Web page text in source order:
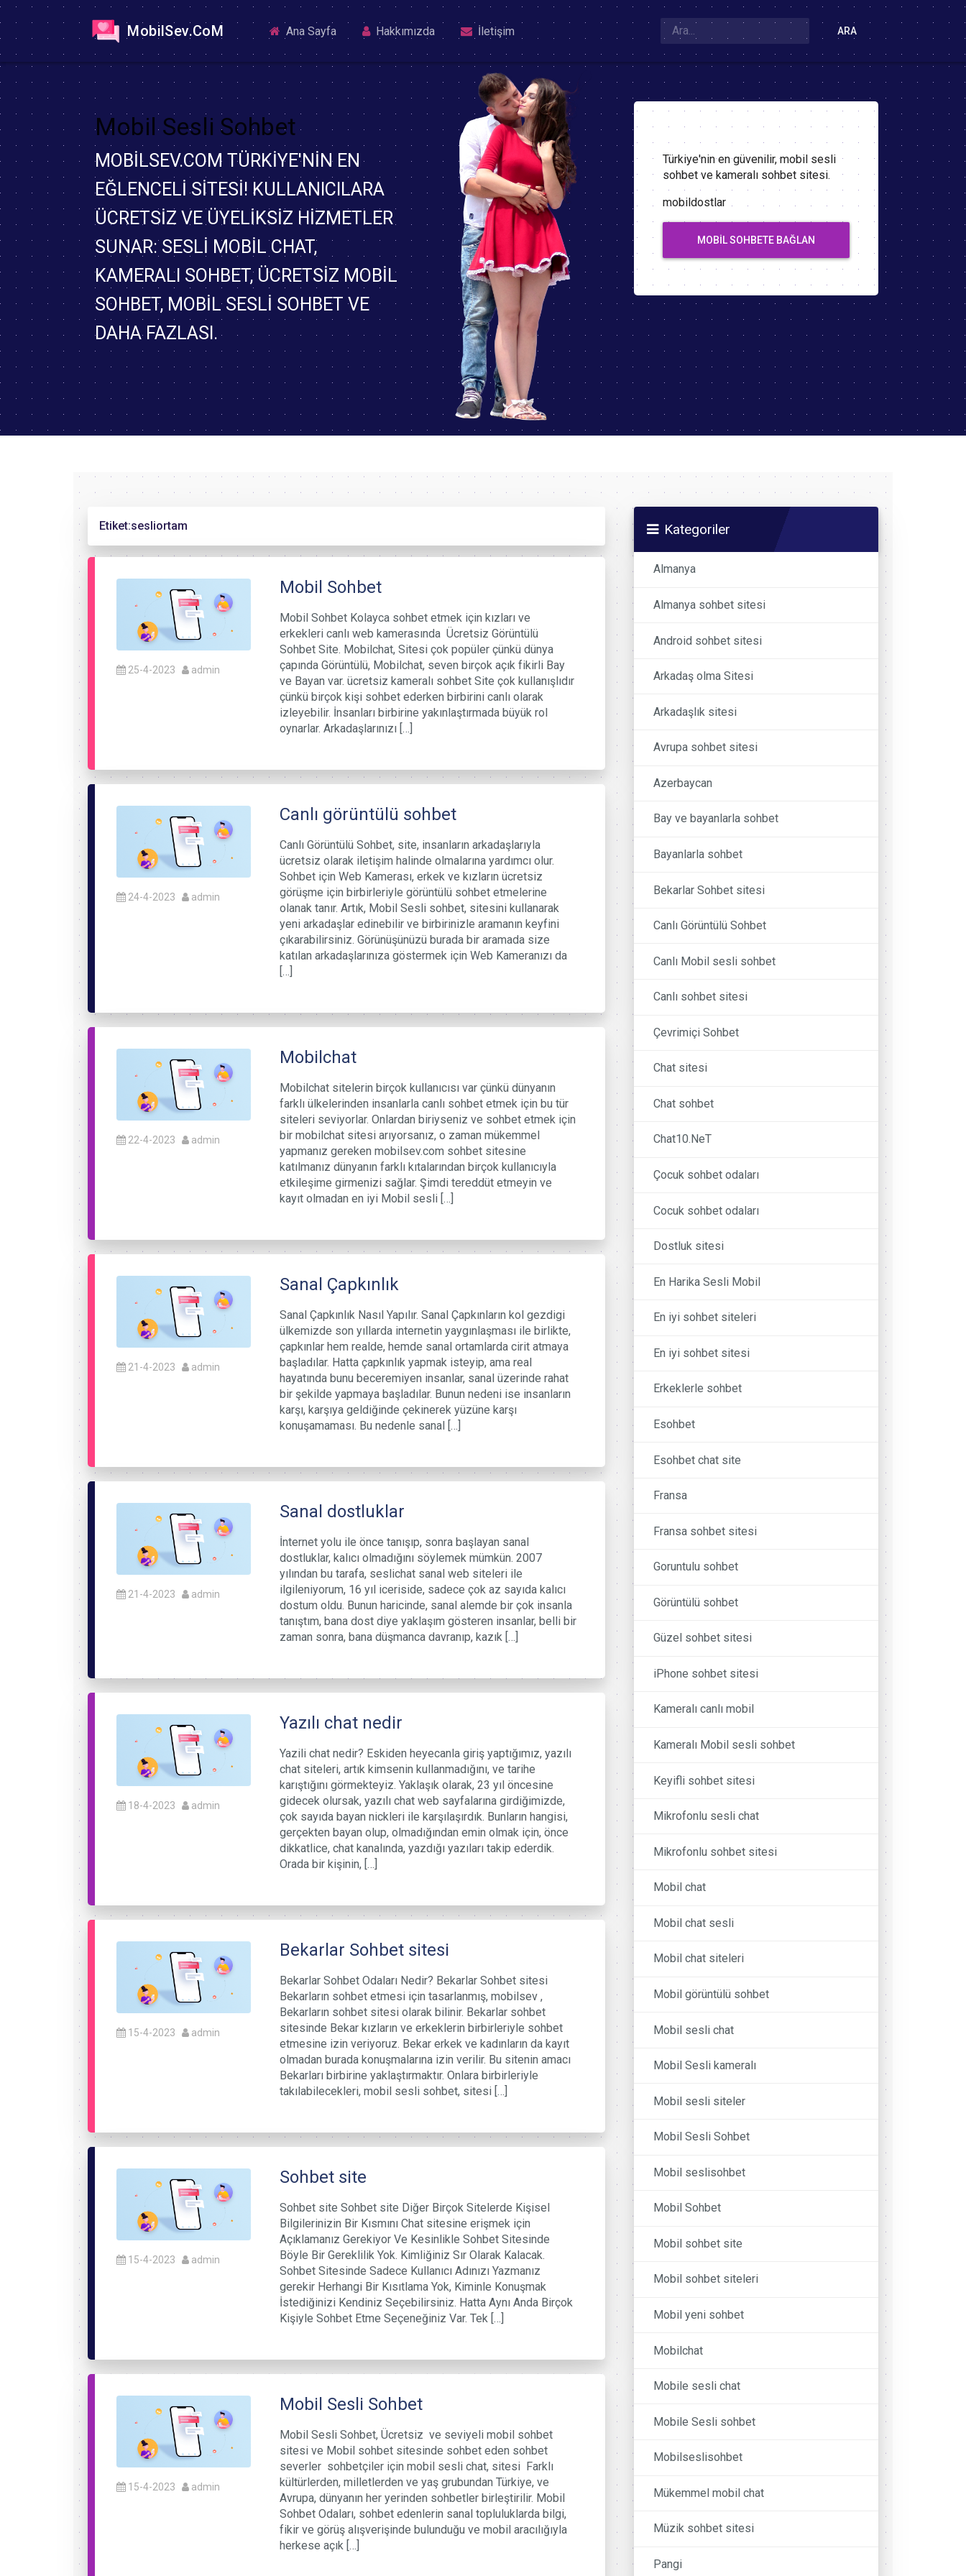
MobilSev.CoM Ana Sayfa Hakkımızda İletişim ARA
Mobil Sesli Sohbet
MOBILSEV.COM TÜRKIYE'NIN EN
EĞLENCELI SITESI! KULLANICILARA
ÜCRETSIZ VE ÜYELIKSIZ HIZMETLER
SUNAR: SESLI MOBIL CHAT,
KAMERALI SOHBET, ÜCRETSIZ MOBIL
SOHBET, MOBIL SESLI SOHBET VE
DAHA FAZLASI.
Türkiye'nin en güvenilir, mobil sesli
sohbet ve kameralı sohbet sitesi.
mobildostlar
MOBIL SOHBETE BAĞLAN
Etiket:sesliortam
25-4-2023 admin
Mobil Sohbet
Mobil Sohbet Kolayca sohbet etmek için kızları ve
erkekleri canlı web kamerasında Ücretsiz Görüntülü
Sohbet Site. Mobilchat, Sitesi çok popüler çünkü dünya
çapında Görüntülü, Mobilchat, seven birçok açık fikirli Bay
ve Bayan var. ücretsiz kameralı sohbet Site çok kullanışlıdır
çünkü birçok kişi sohbet ederken birbirini canlı olarak
izleyebilir. İnsanları birbirine yakınlaştırmada büyük rol
oynarlar. Arkadaşlarınızı […]
24-4-2023 admin
Canlı görüntülü sohbet
Canlı Görüntülü Sohbet, site, insanların arkadaşlarıyla
ücretsiz olarak iletişim halinde olmalarına yardımcı olur.
Sohbet için Web Kamerası, erkek ve kızların ücretsiz
görüşme için birbirleriyle görüntülü sohbet etmelerine
olanak tanır. Artık, Mobil Sesli sohbet, sitesini kullanarak
yeni arkadaşlar edinebilir ve birbirinizle aramanın keyfini
çıkarabilirsiniz. Görünüşünüzü burada bir aramada size
katılan arkadaşlarınıza göstermek için Web Kameranızı da
[…]
22-4-2023 admin
Mobilchat
Mobilchat sitelerin birçok kullanıcısı var çünkü dünyanın
farklı ülkelerinden insanlarla canlı sohbet etmek için bu tür
siteleri seviyorlar. Onlardan biriyseniz ve sohbet etmek için
bir mobilchat sitesi arıyorsanız, o zaman mükemmel
yapmanız gereken mobilsev.com sohbet sitesine
katılmanız dünyanın farklı kıtalarından birçok kullanıcıyla
etkileşime girmenizi sağlar. Şimdi tereddüt etmeyin ve
kayıt olmadan en iyi Mobil sesli […]
21-4-2023 admin
Sanal Çapkınlık
Sanal Çapkınlık Nasıl Yapılır. Sanal Çapkınların kol gezdigi
ülkemizde son yıllarda internetin yaygınlaşması ile birlikte,
çapkınlar hem realde, hemde sanal ortamlarda cirit atmaya
başladılar. Hatta çapkınlık yapmak isteyip, ama real
hayatında bunu beceremiyen insanlar, sanal üzerinde rahat
bir şekilde yapmaya başladılar. Bunun nedeni ise insanların
karşı, karşıya geldiğinde çekinerek yüzüne karşı
konuşamaması. Bu nedenle sanal […]
21-4-2023 admin
Sanal dostluklar
İnternet yolu ile önce tanışıp, sonra başlayan sanal
dostluklar, kalıcı olmadığını söylemek mümkün. 2007
yılından bu tarafa, seslichat sanal web siteleri ile
ilgileniyorum, 16 yıl iceriside, sadece çok az sayıda kalıcı
dostum oldu. Bunun haricinde, sanal alemde bir çok insanla
tanıştım, bana dost diye yaklaşım gösteren insanlar, belli bir
zaman sonra, bana düşmanca davranıp, kazık […]
18-4-2023 admin
Yazılı chat nedir
Yazili chat nedir? Eskiden heyecanla giriş yaptığımız, yazılı
chat siteleri, artık kimsenin kullanmadığını, ve tarihe
karıştığını görmekteyiz. Yaklaşık olarak, 23 yıl öncesine
gidecek olursak, yazılı chat web sayfalarına girdiğimizde,
çok sayıda bayan nickleri ile karşılaşırdık. Bunların hangisi,
gerçekten bayan olup, olmadığından emin olmak için, önce
dikkatlice, chat kanalında, yazdığı yazıları takip ederdik.
Orada bir kişinin, […]
15-4-2023 admin
Bekarlar Sohbet sitesi
Bekarlar Sohbet Odaları Nedir? Bekarlar Sohbet sitesi
Bekarların sohbet etmesi için tasarlanmış, mobilsev ,
Bekarların sohbet sitesi olarak bilinir. Bekarlar sohbet
sitesinde Bekar kızların ve erkeklerin birbirleriyle sohbet
etmesine izin veriyoruz. Bekar erkek ve kadınların da kayıt
olmadan burada konuşmalarına izin verilir. Bu sitenin amacı
Bekarları birbirine yaklaştırmaktır. Onlara birbirleriyle
takılabilecekleri, mobil sesli sohbet, sitesi […]
15-4-2023 admin
Sohbet site
Sohbet site Sohbet site Diğer Birçok Sitelerde Kişisel
Bilgilerinizin Bir Kısmını Chat sitesine erişmek için
Açıklamanız Gerekiyor Ve Kesinlikle Sohbet Sitesinde
Böyle Bir Gereklilik Yok. Kimliğiniz Sır Olarak Kalacak.
Sohbet Sitesinde Sadece Kullanıcı Adınızı Yazmanız
gerekir Herhangi Bir Kısıtlama Yok, Kiminle Konuşmak
İstediğinizi Kendiniz Seçebilirsiniz. Hatta Aynı Anda Birçok
Kişiyle Sohbet Etme Seçeneğiniz Var. Tek […]
15-4-2023 admin
Mobil Sesli Sohbet
Mobil Sesli Sohbet, Ücretsiz ve seviyeli mobil sohbet
sitesi ve Mobil sohbet sitesinde sohbet eden sohbet
severler sohbetçiler için mobil sesli chat, sitesi Farklı
kültürlerden, milletlerden ve yaş grubundan Türkiye, ve
Avrupa, dünyanın her yerinden sohbetler birleştirilir. Mobil
Sohbet Odaları, sohbet edenlerin sanal topluluklarda bilgi,
fikir ve görüş alışverişinde bulunduğu ve mobil aracılığıyla
herkese açık […]
Kategoriler
Almanya
Almanya sohbet sitesi
Android sohbet sitesi
Arkadaş olma Sitesi
Arkadaşlık sitesi
Avrupa sohbet sitesi
Azerbaycan
Bay ve bayanlarla sohbet
Bayanlarla sohbet
Bekarlar Sohbet sitesi
Canlı Görüntülü Sohbet
Canlı Mobil sesli sohbet
Canlı sohbet sitesi
Çevrimiçi Sohbet
Chat sitesi
Chat sohbet
Chat10.NeT
Çocuk sohbet odaları
Cocuk sohbet odaları
Dostluk sitesi
En Harika Sesli Mobil
En iyi sohbet siteleri
En iyi sohbet sitesi
Erkeklerle sohbet
Esohbet
Esohbet chat site
Fransa
Fransa sohbet sitesi
Goruntulu sohbet
Görüntülü sohbet
Güzel sohbet sitesi
iPhone sohbet sitesi
Kameralı canlı mobil
Kameralı Mobil sesli sohbet
Keyifli sohbet sitesi
Mikrofonlu sesli chat
Mikrofonlu sohbet sitesi
Mobil chat
Mobil chat sesli
Mobil chat siteleri
Mobil görüntülü sohbet
Mobil sesli chat
Mobil Sesli kameralı
Mobil sesli siteler
Mobil Sesli Sohbet
Mobil seslisohbet
Mobil Sohbet
Mobil sohbet site
Mobil sohbet siteleri
Mobil yeni sohbet
Mobilchat
Mobile sesli chat
Mobile Sesli sohbet
Mobilseslisohbet
Mükemmel mobil chat
Müzik sohbet sitesi
Pangi